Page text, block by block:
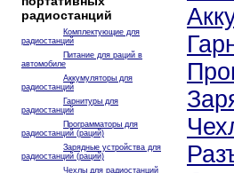
радиостанций
Комплектующие для
радиостанций
Питание для раций в
автомобиле
Аккумуляторы для
радиостанций
Гарнитуры для
радиостанций
Программаторы для
радиостанций (раций)
Зарядные устройства для
радиостанций (раций)
Чехлы для радиостанций